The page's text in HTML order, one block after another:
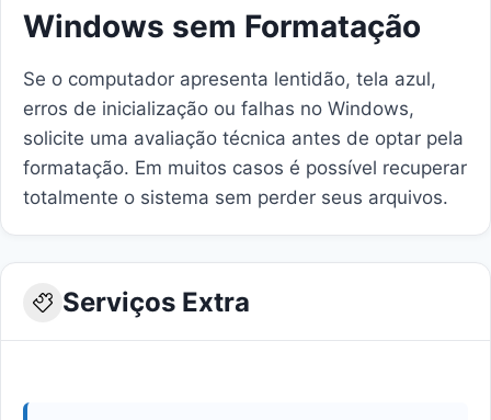
Windows sem Formatação
Se o computador apresenta lentidão, tela azul,
erros de inicialização ou falhas no Windows,
solicite uma avaliação técnica antes de optar pela
formatação. Em muitos casos é possível recuperar
totalmente o sistema sem perder seus arquivos.
Serviços Extra